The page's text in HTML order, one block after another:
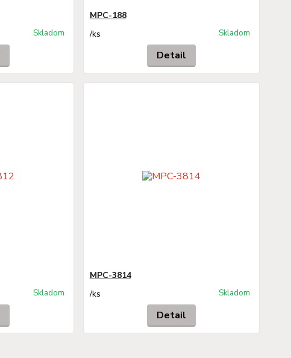
Skladom
MPC-188
/ks Skladom
Detail
Skladom
MPC-3814
/ks Skladom
Detail